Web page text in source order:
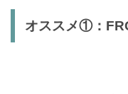
オススメ①：